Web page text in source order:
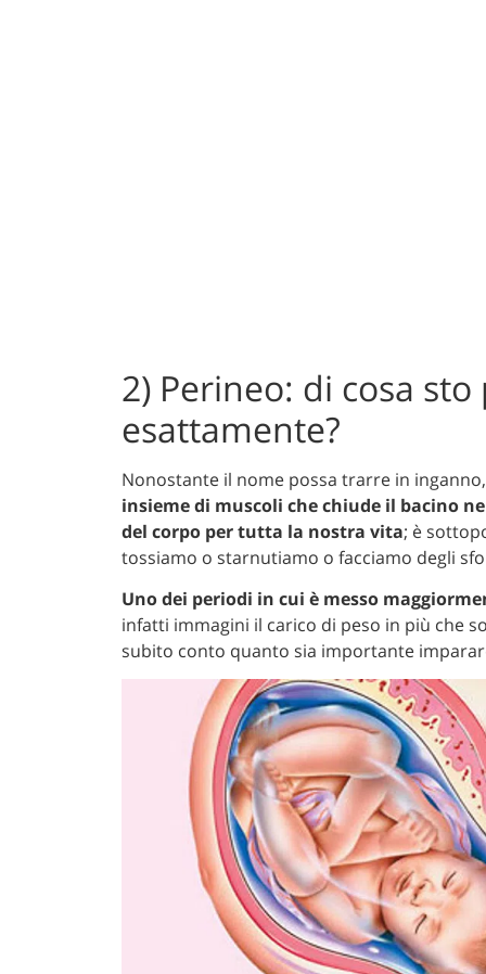
2) Perineo: di cosa
esattamente?
Nonostante il nome possa trarre in
insieme di muscoli che chiude il bacino
del corpo per tutta la nostra vita; è
tossiamo o starnutiamo o facciamo degli
Uno dei periodi in cui è messo
infatti immagini il carico di peso in più che
subito conto quanto sia importante